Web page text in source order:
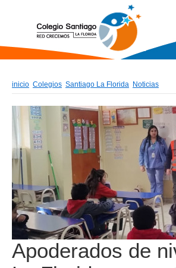
inicio Colegios Santiago La Florida Noticias
Apoderados de